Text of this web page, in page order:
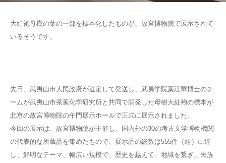
大紅袍母樹の葉の一部を標本化したものが、故宮博物院で展示されて
いるそうです。
先日、武夷山市人民政府が選定して発送し、武夷学院葉江華博士のチ
ームが武夷山市茶葉化学研究所と共同で開発した母樹大紅袍の標本が
北京の故宮博物院の午門展示ホールで正式に展示されました、
今回の展示は、故宮博物院が主催し、国内外の30の考古文学博物機関
の代表的な所蔵品を集めたもので、展示品の総数は555件（組）に達
し、鮮明なテーマ、幅広い規模で、歴史を越えて、地域を繋ぎ、民族